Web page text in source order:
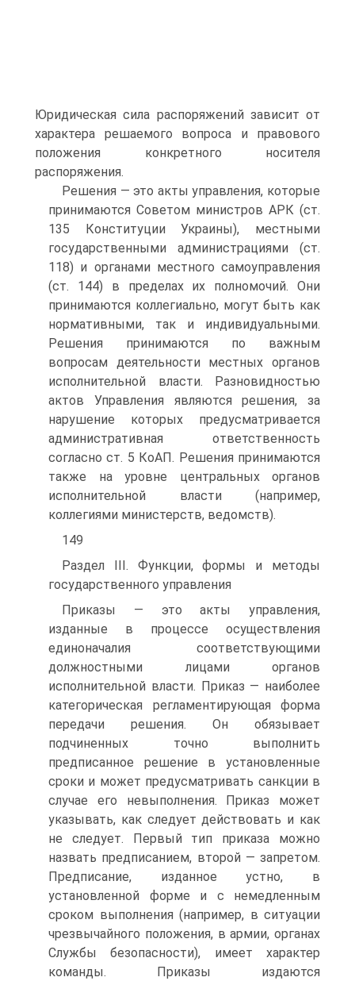
Юридическая сила распоряжений зависит от
характера решаемого вопроса и правового
положения конкретного носителя
распоряжения.
Решения — это акты управления, которые
принимаются Советом министров АРК (ст.
135 Конституции Украины), местными
государственными администрациями (ст.
118) и органами местного самоуправления
(ст. 144) в пределах их полномочий. Они
принимаются коллегиально, могут быть как
нормативными, так и индивидуальными.
Решения принимаются по важным
вопросам деятельности местных органов
исполнительной власти. Разновидностью
актов Управления являются решения, за
нарушение которых предусматривается
административная ответственность
согласно ст. 5 КоАП. Решения принимаются
также на уровне центральных органов
исполнительной власти (например,
коллегиями министерств, ведомств).
149
Раздел III. Функции, формы и методы
государственного управления
Приказы — это акты управления,
изданные в процессе осуществления
единоначалия соответствующими
должностными лицами органов
исполнительной власти. Приказ — наиболее
категорическая регламентирующая форма
передачи решения. Он обязывает
подчиненных точно выполнить
предписанное решение в установленные
сроки и может предусматривать санкции в
случае его невыполнения. Приказ может
указывать, как следует действовать и как
не следует. Первый тип приказа можно
назвать предписанием, второй — запретом.
Предписание, изданное устно, в
установленной форме и с немедленным
сроком выполнения (например, в ситуации
чрезвычайного положения, в армии, органах
Службы безопасности), имеет характер
команды. Приказы издаются